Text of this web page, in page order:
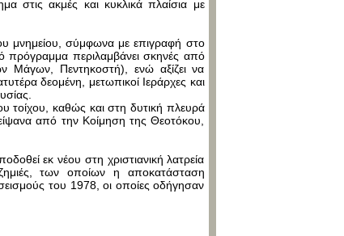
στις ακμές και κυκλικά πλαίσια με
μνημείου, σύμφωνα με επιγραφή στο
πρόγραμμα περιλαμβάνει σκηνές από
Μάγων, Πεντηκοστή), ενώ αξίζει να
δεομένη, μετωπικοί Ιεράρχες και
τοίχου, καθώς και στη δυτική πλευρά
από την Κοίμηση της Θεοτόκου,
εκ νέου στη χριστιανική λατρεία
των οποίων η αποκατάσταση
του 1978, οι οποίες οδήγησαν